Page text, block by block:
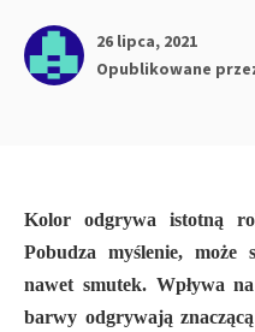
26 lipca, 2021
Opublikowane
Kolor odgrywa istotną
Pobudza myślenie, może
nawet smutek. Wpływa
barwy odgrywają